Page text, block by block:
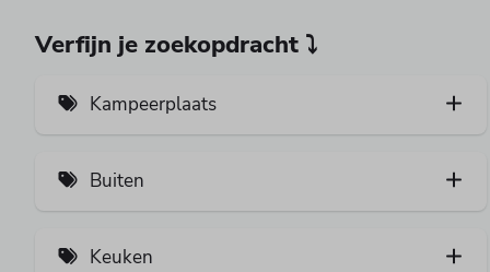
Verfijn je zoekopdracht ⤵
Kampeerplaats
Privé sanitair (1)
Stroomaansluiting (4)
Wateraansluiting (3)
Buiten
Overkapping (3)
Keuken